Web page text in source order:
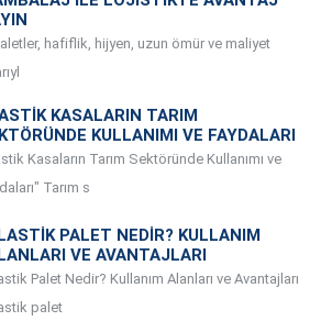
hafiflik, hijyen, uzun ömür ve maliyet
KASALARIN TARIM
KULLANIMI VE FAYDALARI
Kasaların Tarım Sektöründe Kullanımı ve
Tarım s
PALET NEDIR? KULLANIM
VE AVANTAJLARI
Palet Nedir? Kullanım Alanları ve Avantajları
palet